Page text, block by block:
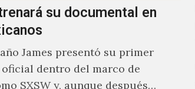
su documental en
James presentó su primer
dentro del marco de
SXSW y, aunque después